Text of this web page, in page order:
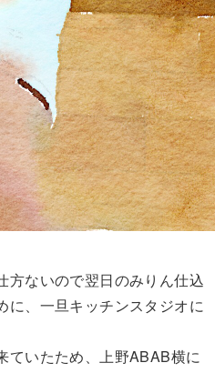
方ないので翌日のみりん仕込
に、一旦キッチンスタジオに
ていたため、上野ABAB横に